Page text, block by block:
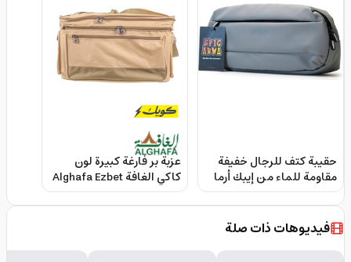
حقيبة كتف للرجال خفيفة
مقاومة للماء من إيبك أرما
Epicarma Chest Bag -
Gray
عزبة بر فارغة كبيرة لون
كاكي الغافة Alghafa Ezbet
Liwa Bag
فيديوهات ذات صلة